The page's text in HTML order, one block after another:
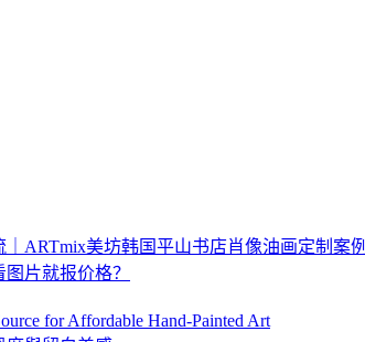
ARTmix美坊韩国平山书店肖像油画定制案例
片就报价格？
for Affordable Hand-Painted Art